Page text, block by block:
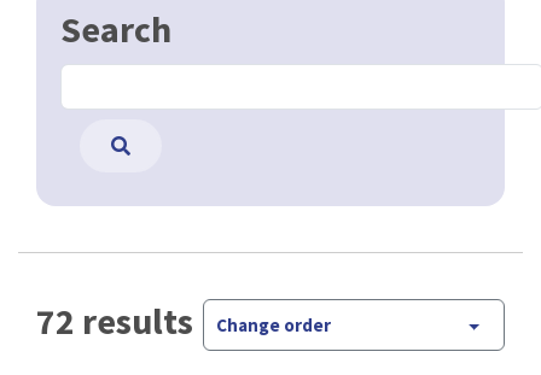
Search
72 results Change order